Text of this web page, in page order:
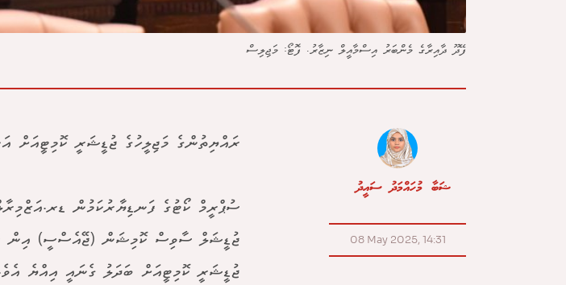
ފޭދޫ ދާއިރާގެ މެންބަރު އިސްމާއީލް ނިޒާރު. ފޮޓޯ: މަޖިލިސް
ޝަބާ މުހައްމަދު ސައީދު
08 May 2025, 14:31
ރައްޔިތުންގެ މަޖިލީހުގެ ޖުޑީޝަރީ ކޮމިޓީއަށް
ސުޕްރީމް ކޯޓުގެ ފަނޑިޔާރުކަމުން
ޖުޑީޝަލް ސާވިސް ކޮމިޝަން (ޖޭއެސްސީ) އިން
ޖުޑީޝަރީ ކޮމިޓީއަށް ބަދަލު ގެނައީ އިއްޔެ